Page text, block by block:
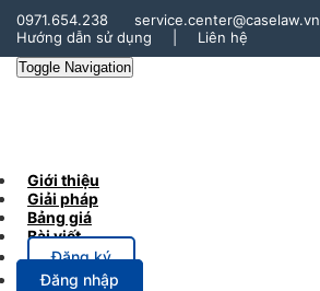
0971.654.238
service.center@caselaw.vn
Hướng dẫn sử dụng
Liên hệ
Toggle Navigation
Giới thiệu
Giải pháp
Bảng giá
Bài viết
Đăng ký
Đăng nhập